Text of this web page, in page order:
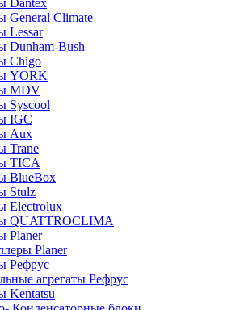
Dantex
General Climate
Lessar
Dunham-Bush
Chigo
YORK
MDV
Syscool
IGC
Aux
Trane
TICA
BlueBox
Stulz
Electrolux
QUATTROCLIMA
Planer
Planer
Рефрус
агрегаты Рефрус
Kentatsu